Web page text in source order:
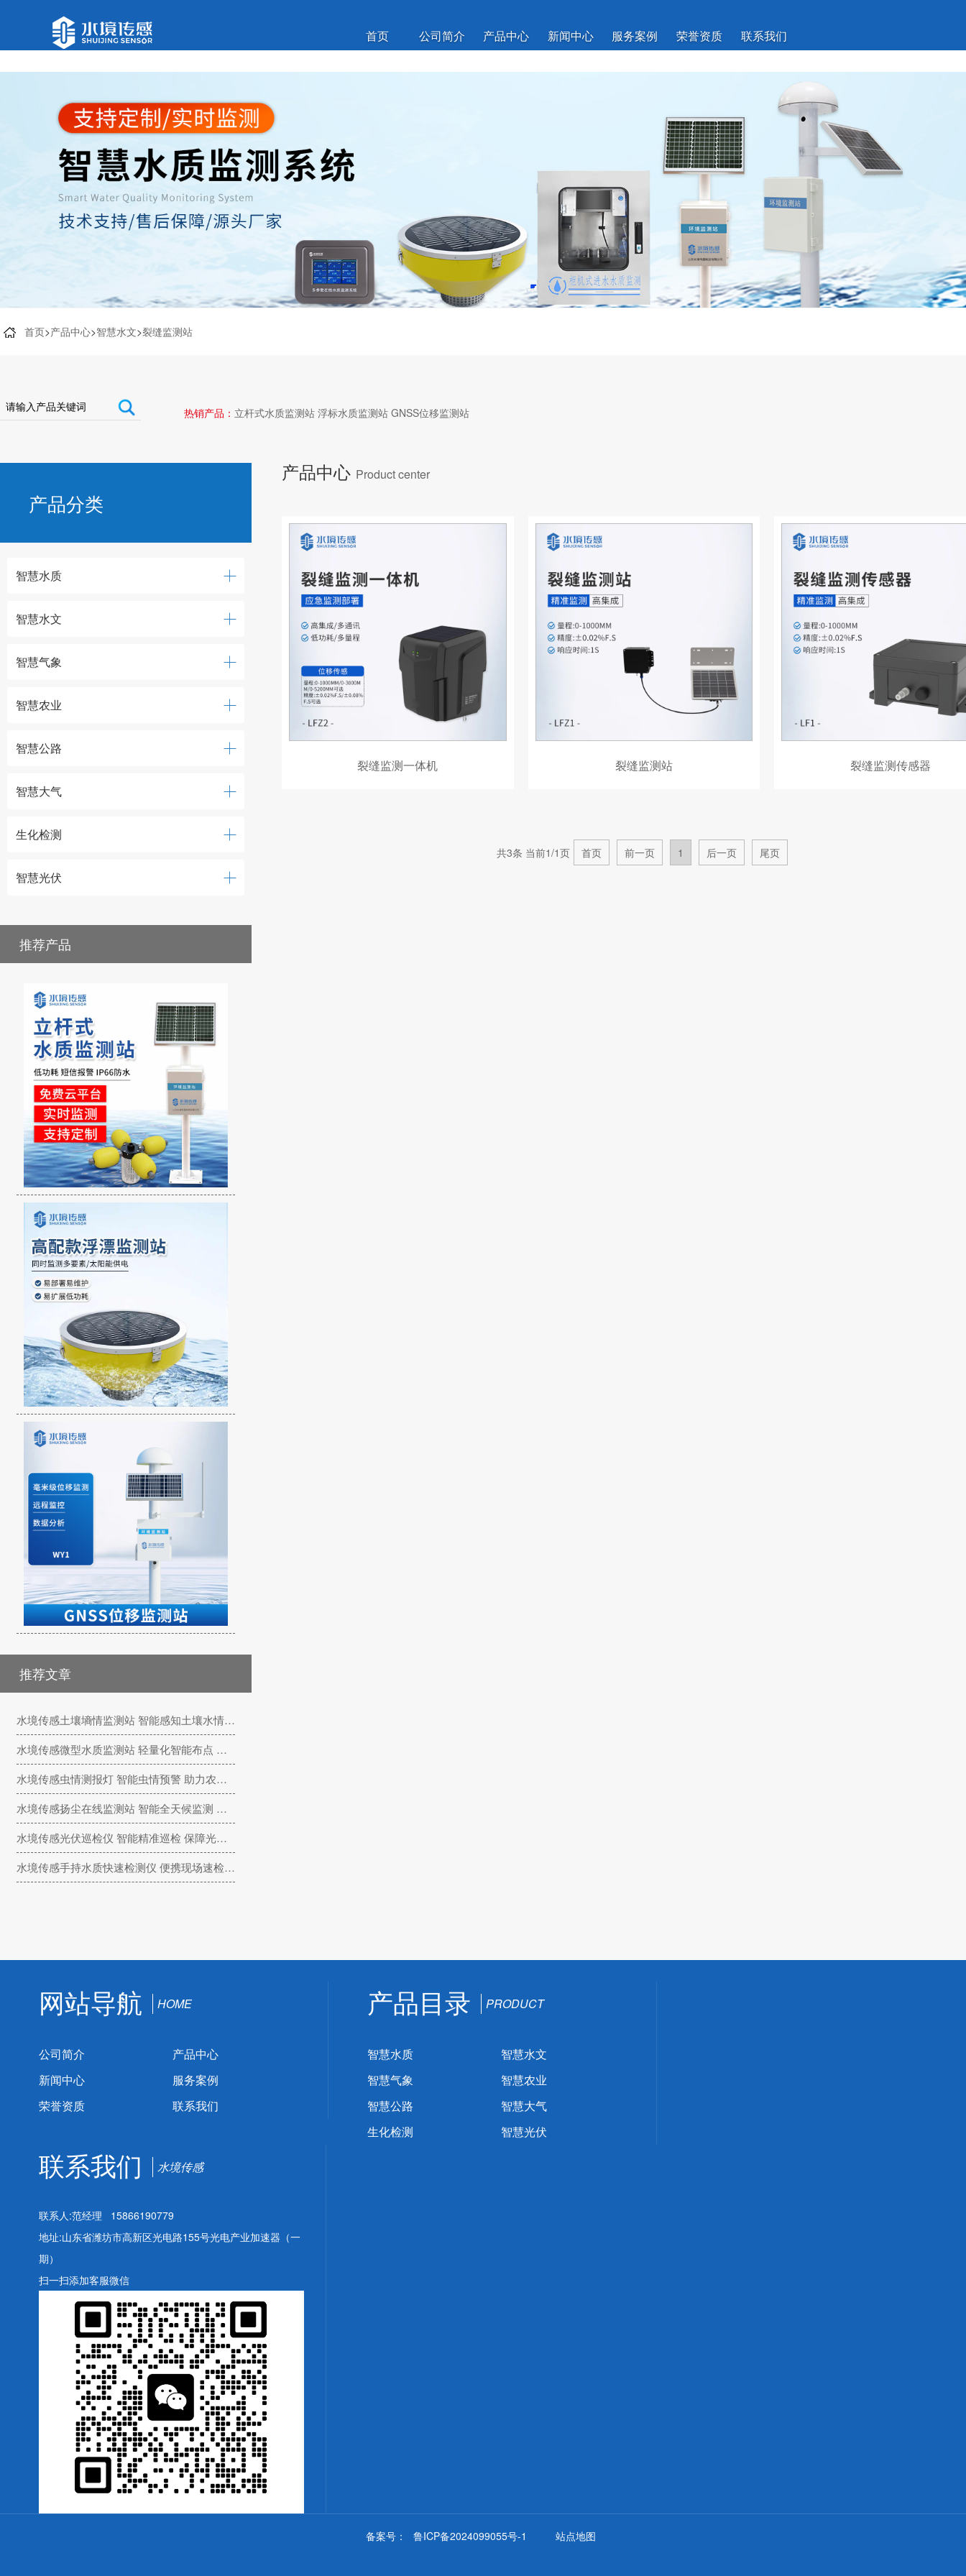
首页 公司简介 产品中心 新闻中心 服务案例 荣誉资质 联系我们
首页>产品中心>智慧水文>裂缝监测站
热销产品： 立杆式水质监测站 浮标水质监测站 GNSS位移监测站
产品分类
智慧水质
智慧水文
智慧气象
智慧农业
智慧公路
智慧大气
生化检测
智慧光伏
推荐产品
推荐文章
水境传感土壤墒情监测站 智能感知土壤水情 赋能精准节水农业
水境传感微型水质监测站 轻量化智能布点 精细化管控小微水体
水境传感虫情测报灯 智能虫情预警 助力农林绿色植保防控
水境传感扬尘在线监测站 智能全天候监测 助力大气扬尘精细化治理
水境传感光伏巡检仪 智能精准巡检 保障光伏电站高效运维
水境传感手持水质快速检测仪 便携现场速检 赋能水环境高效巡检
产品中心 Product center
裂缝监测一体机 裂缝监测站 裂缝监测传感器
共3条 当前1/1页 首页 前一页 1 后一页 尾页
网站导航 HOME
公司简介
产品中心
新闻中心
服务案例
荣誉资质
联系我们
产品目录 PRODUCT
智慧水质
智慧水文
智慧气象
智慧农业
智慧公路
智慧大气
生化检测
智慧光伏
联系我们 水境传感
联系人:范经理 15866190779
地址:山东省潍坊市高新区光电路155号光电产业加速器（一
期）
扫一扫添加客服微信
备案号： 鲁ICP备2024099055号-1 站点地图